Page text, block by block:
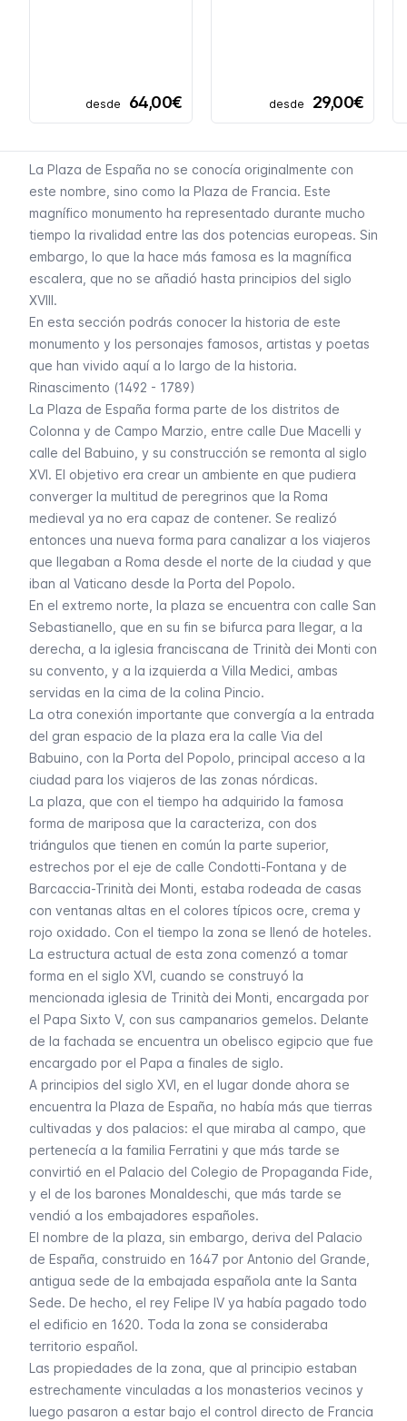
desde 64,00€ desde 29,00€
La Plaza de España no se conocía originalmente con
este nombre, sino como la Plaza de Francia. Este
magnífico monumento ha representado durante mucho
tiempo la rivalidad entre las dos potencias europeas. Sin
embargo, lo que la hace más famosa es la magnífica
escalera, que no se añadió hasta principios del siglo
XVIII.
En esta sección podrás conocer la historia de este
monumento y los personajes famosos, artistas y poetas
que han vivido aquí a lo largo de la historia.
Rinascimento (1492 - 1789)
La Plaza de España forma parte de los distritos de
Colonna y de Campo Marzio, entre calle Due Macelli y
calle del Babuino, y su construcción se remonta al siglo
XVI. El objetivo era crear un ambiente en que pudiera
converger la multitud de peregrinos que la Roma
medieval ya no era capaz de contener. Se realizó
entonces una nueva forma para canalizar a los viajeros
que llegaban a Roma desde el norte de la ciudad y que
iban al Vaticano desde la Porta del Popolo.
En el extremo norte, la plaza se encuentra con calle San
Sebastianello, que en su fin se bifurca para llegar, a la
derecha, a la iglesia franciscana de Trinità dei Monti con
su convento, y a la izquierda a Villa Medici , ambas
servidas en la cima de la colina Pincio.
La otra conexión importante que convergía a la entrada
del gran espacio de la plaza era la calle Via del
Babuino, con la Porta del Popolo, principal acceso a la
ciudad para los viajeros de las zonas nórdicas.
La plaza, que con el tiempo ha adquirido la famosa
forma de mariposa que la caracteriza, con dos
triángulos que tienen en común la parte superior,
estrechos por el eje de calle Condotti-Fontana y de
Barcaccia-Trinità dei Monti, estaba rodeada de casas
con ventanas altas en el colores típicos ocre, crema y
rojo oxidado. Con el tiempo la zona se llenó de hoteles.
La estructura actual de esta zona comenzó a tomar
forma en el siglo XVI, cuando se construyó la
mencionada iglesia de Trinità dei Monti, encargada por
el Papa Sixto V, con sus campanarios gemelos. Delante
de la fachada se encuentra un obelisco egipcio que fue
encargado por el Papa a finales de siglo.
A principios del siglo XVI, en el lugar donde ahora se
encuentra la Plaza de España, no había más que tierras
cultivadas y dos palacios: el que miraba al campo, que
pertenecía a la familia Ferratini y que más tarde se
convirtió en el Palacio del Colegio de Propaganda Fide
y el de los barones Monaldeschi, que más tarde se
vendió a los embajadores españoles.
El nombre de la plaza, sin embargo, deriva del Palacio
de España, construido en 1647 por Antonio del Grande,
antigua sede de la embajada española ante la Santa
Sede. De hecho, el rey Felipe IV ya había pagado todo
el edificio en 1620. Toda la zona se consideraba
territorio español.
Las propiedades de la zona, que al principio estaban
estrechamente vinculadas a los monasterios vecinos y
luego pasaron a estar bajo el control directo de Francia